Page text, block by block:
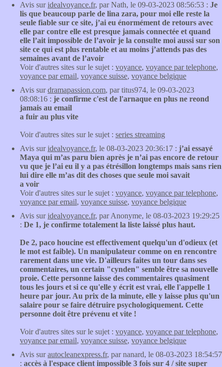
Avis suridealvoyance.fr, par Nath, le 09-03-2023 08:56:53 : Je
lis que beaucoup parle de lina zara, pour moi elle reste la
seule fiable sur ce site, j’ai eu énormément de retours avec
elle par contre elle est presque jamais connectée et quand
elle l’ait impossible de l’avoir je la consulte moi aussi sur son
site ce qui est plus rentable et au moins j’attends pas des
semaines avant de l’avoir
Voir d'autres sites sur le sujet : voyance, voyance par telephone,
voyance par email, voyance suisse, voyance belgique
Avis surdramapassion.com, par titus974, le 09-03-2023
08:08:16 : je confirme c'est de l'arnaque en plus ne reond
jamais au email
a fuir au plus vite
Voir d'autres sites sur le sujet : series streaming
Avis suridealvoyance.fr, le 08-03-2023 20:36:17 : j’ai essayé
Maya qui m’as paru bien après je n’ai pas encore de retour
vu que je l’ai eu il y a pas étrésillon longtemps mais sans rien
lui dire elle m’as dit des choses que seule moi savait
a voir
Voir d'autres sites sur le sujet : voyance, voyance par telephone,
voyance par email, voyance suisse, voyance belgique
Avis suridealvoyance.fr, par Anonyme, le 08-03-2023 19:29:25
: De 1, je confirme totalement la liste laissé plus haut.
De 2, paco houcine est effectivement quelqu'un d'odieux (et
le mot est faible). Un manipulateur comme on en rencontre
rarement dans une vie. D'ailleurs faites un tour dans ses
commentaires, un certain "cynden" semble être sa nouvelle
proie. Cette personne laisse des commentaires quasiment
tous les jours et si ce qu'elle y écrit est vrai, elle l'appelle 1
heure par jour. Au prix de la minute, elle y laisse plus qu'un
salaire pour se faire détruire psychologiquement. Cette
personne doit être prévenu et vite !
Voir d'autres sites sur le sujet : voyance, voyance par telephone,
voyance par email, voyance suisse, voyance belgique
Avis surautocleanexpress.fr, par nanard, le 08-03-2023 18:54:57
: accès à l'espace client impossible 3 fois sur 4 / site super